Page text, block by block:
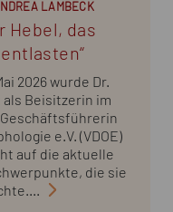
LAMBECK
Hebel, das
2026 wurde Dr.
als Beisitzerin im
Geschäftsführerin
e.V. (VDOE)
auf die aktuelle
die sie